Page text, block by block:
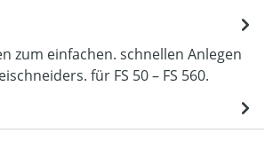
zum einfachen. schnellen Anlegen
für FS 50 – FS 560.